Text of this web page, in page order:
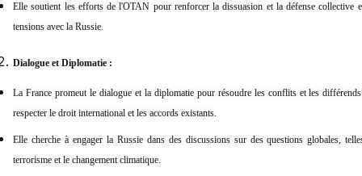
Elle soutient les efforts de l'OTAN pour renforcer la dissuasion et la défense collective
tensions avec la Russie.
Dialogue et Diplomatie :
La France promeut le dialogue et la diplomatie pour résoudre les conflits et les
respecter le droit international et les accords existants.
Elle cherche à engager la Russie dans des discussions sur des questions globales,
terrorisme et le changement climatique.